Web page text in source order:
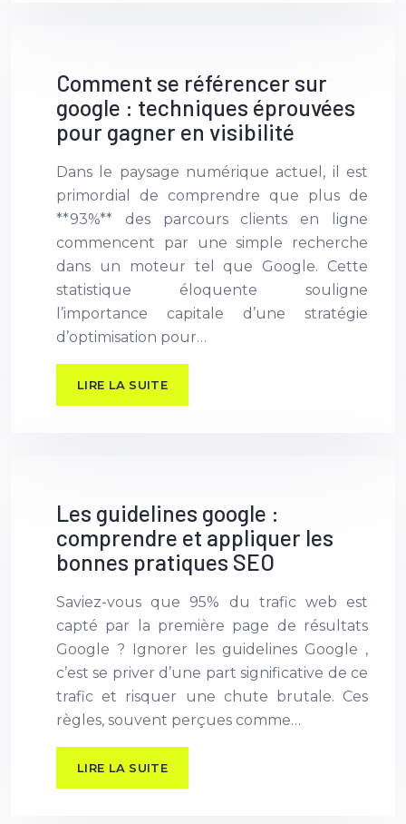
Comment se référencer sur
google : techniques éprouvées
pour gagner en visibilité
Dans le paysage numérique actuel, il est
primordial de comprendre que plus de
**93%** des parcours clients en ligne
commencent par une simple recherche
dans un moteur tel que Google. Cette
statistique éloquente souligne
l’importance capitale d’une stratégie
d’optimisation pour…
LIRE LA SUITE
Les guidelines google :
comprendre et appliquer les
bonnes pratiques SEO
Saviez-vous que 95% du trafic web est
capté par la première page de résultats
Google ? Ignorer les guidelines Google ,
c’est se priver d’une part significative de ce
trafic et risquer une chute brutale. Ces
règles, souvent perçues comme…
LIRE LA SUITE